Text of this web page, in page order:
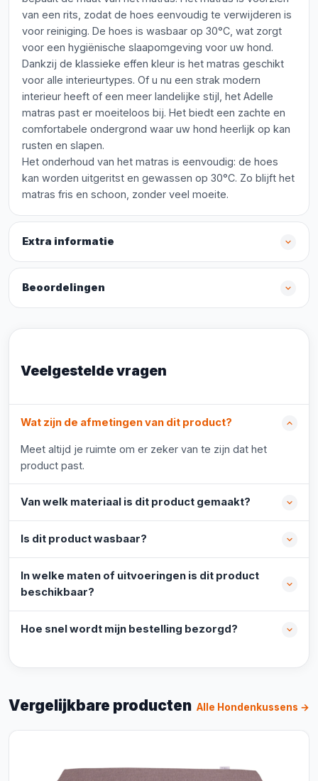
van een rits, zodat de hoes eenvoudig te verwijderen is
voor reiniging. De hoes is wasbaar op 30°C, wat zorgt
voor een hygiënische slaapomgeving voor uw hond.
Dankzij de klassieke effen kleur is het matras geschikt
voor alle interieurtypes. Of u nu een strak modern
interieur heeft of een meer landelijke stijl, het Adelle
matras past er moeiteloos bij. Het biedt een zachte en
comfortabele ondergrond waar uw hond heerlijk op kan
rusten en slapen.
Het onderhoud van het matras is eenvoudig: de hoes
kan worden uitgeritst en gewassen op 30°C. Zo blijft het
matras fris en schoon, zonder veel moeite.
Extra informatie
Beoordelingen
Veelgestelde vragen
Wat zijn de afmetingen van dit product?
Meet altijd je ruimte om er zeker van te zijn dat het
product past.
Van welk materiaal is dit product gemaakt?
Is dit product wasbaar?
In welke maten of uitvoeringen is dit product
beschikbaar?
Hoe snel wordt mijn bestelling bezorgd?
Vergelijkbare producten Alle Hondenkussens →